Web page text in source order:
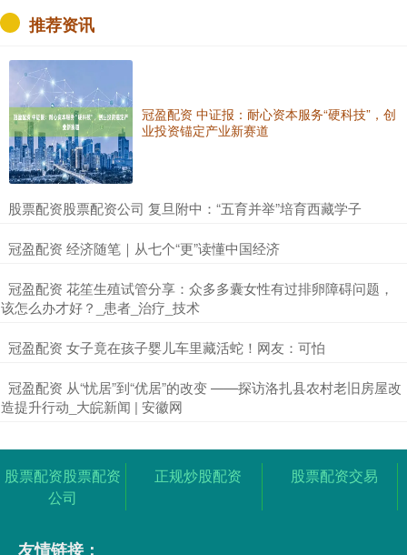
推荐资讯
冠盈配资 中证报：耐心资本服务“硬科技”，创
业投资锚定产业新赛道
​股票配资股票配资公司 复旦附中：“五育并举”培育西藏学子
​冠盈配资 经济随笔｜从七个“更”读懂中国经济
​冠盈配资 花笙生殖试管分享：众多多囊女性有过排卵障碍问题，
该怎么办才好？_患者_治疗_技术
​冠盈配资 女子竟在孩子婴儿车里藏活蛇！网友：可怕
​冠盈配资 从“忧居”到“优居”的改变 ——探访洛扎县农村老旧房屋改
造提升行动_大皖新闻 | 安徽网
股票配资股票配资
公司
正规炒股配资 股票配资交易
友情链接：